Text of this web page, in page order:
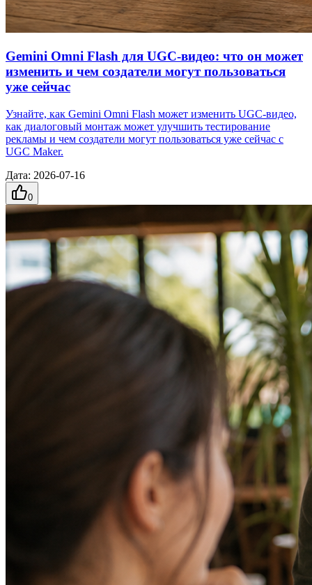
Gemini Omni Flash для UGC-видео: что он может
изменить и чем создатели могут пользоваться
уже сейчас
Узнайте, как Gemini Omni Flash может изменить UGC-видео,
как диалоговый монтаж может улучшить тестирование
рекламы и чем создатели могут пользоваться уже сейчас с
UGC Maker.
Дата: 2026-07-16
0